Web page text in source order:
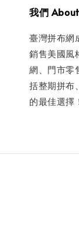
我們
臺灣拼布網
銷售美國風
網、門市零
括整期拼布
的最佳選擇